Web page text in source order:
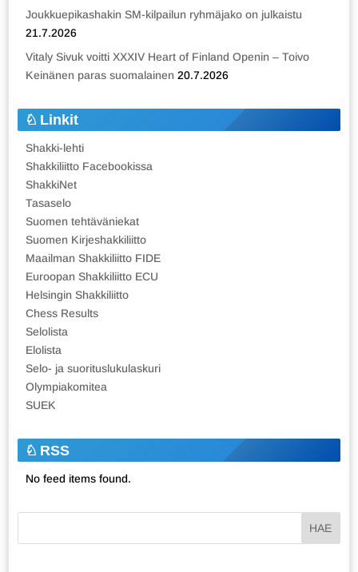
Joukkuepikashakin SM-kilpailun ryhmäjako on julkaistu
21.7.2026
Vitaly Sivuk voitti XXXIV Heart of Finland Openin – Toivo
Keinänen paras suomalainen 20.7.2026
Linkit
Shakki-lehti
Shakkiliitto Facebookissa
ShakkiNet
Tasaselo
Suomen tehtäväniekat
Suomen Kirjeshakkiliitto
Maailman Shakkiliitto FIDE
Euroopan Shakkiliitto ECU
Helsingin Shakkiliitto
Chess Results
Selolista
Elolista
Selo- ja suorituslukulaskuri
Olympiakomitea
SUEK
RSS
No feed items found.